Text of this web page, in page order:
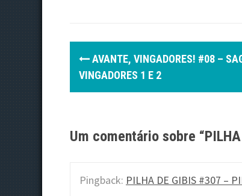
P
o
s
n
AVANTE, VINGADORES! #08 –
VINGADORES 1 E 2
Um comentário sobre “
Pingback: PILHA DE GIBIS #307 –